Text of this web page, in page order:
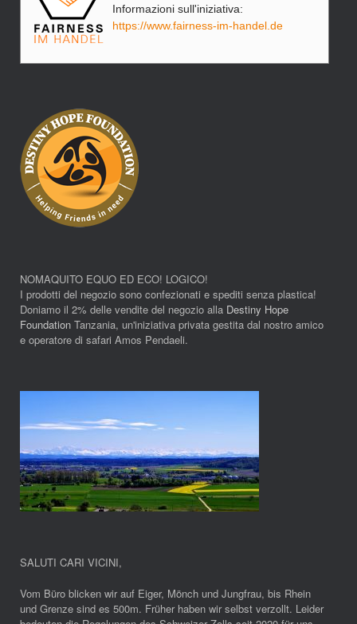
Informazioni sull'iniziativa:
https://www.fairness-im-handel.de
NOMAQUITO EQUO ED ECO! LOGICO!
I prodotti del negozio sono confezionati e spediti senza plastica!
Doniamo il 2% delle vendite del negozio alla Destiny Hope
Foundation Tanzania, un'iniziativa privata gestita dal nostro amico
e operatore di safari Amos Pendaeli.
SALUTI CARI VICINI,
Vom Büro blicken wir auf Eiger, Mönch und Jungfrau, bis Rhein
und Grenze sind es 500m. Früher haben wir selbst verzollt. Leider